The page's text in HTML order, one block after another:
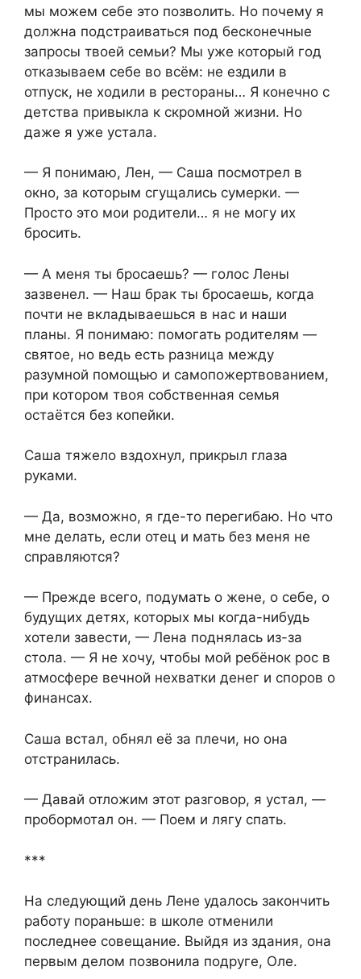
мы можем себе это позволить. Но почему я
должна подстраиваться под бесконечные
запросы твоей семьи? Мы уже который год
отказываем себе во всём: не ездили в
отпуск, не ходили в рестораны… Я конечно с
детства привыкла к скромной жизни. Но
даже я уже устала.
— Я понимаю, Лен, — Саша посмотрел в
окно, за которым сгущались сумерки. —
Просто это мои родители… я не могу их
бросить.
— А меня ты бросаешь? — голос Лены
зазвенел. — Наш брак ты бросаешь, когда
почти не вкладываешься в нас и наши
планы. Я понимаю: помогать родителям —
святое, но ведь есть разница между
разумной помощью и самопожертвованием,
при котором твоя собственная семья
остаётся без копейки.
Саша тяжело вздохнул, прикрыл глаза
руками.
— Да, возможно, я где-то перегибаю. Но что
мне делать, если отец и мать без меня не
справляются?
— Прежде всего, подумать о жене, о себе, о
будущих детях, которых мы когда-нибудь
хотели завести, — Лена поднялась из-за
стола. — Я не хочу, чтобы мой ребёнок рос в
атмосфере вечной нехватки денег и споров о
финансах.
Саша встал, обнял её за плечи, но она
отстранилась.
— Давай отложим этот разговор, я устал, —
пробормотал он. — Поем и лягу спать.
***
На следующий день Лене удалось закончить
работу пораньше: в школе отменили
последнее совещание. Выйдя из здания, она
первым делом позвонила подруге, Оле.